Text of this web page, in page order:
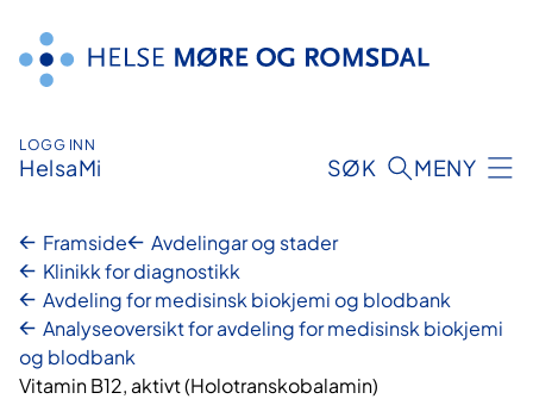
innhald
LOGG INN
HelsaMi SØK MENY
Framside
Avdelingar og stader
Klinikk for diagnostikk
Avdeling for medisinsk biokjemi og blodbank
Analyseoversikt for avdeling for medisinsk biokjemi
og blodbank
Vitamin B12, aktivt (Holotranskobalamin)